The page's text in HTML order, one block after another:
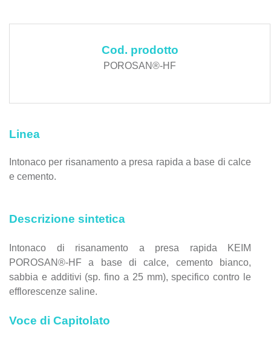
Cod. prodotto
POROSAN®-HF
Linea
Intonaco per risanamento a presa rapida a base di calce
e cemento.
Descrizione sintetica
Intonaco di risanamento a presa rapida KEIM
POROSAN®-HF a base di calce, cemento bianco,
sabbia e additivi (sp. fino a 25 mm), specifico contro le
efflorescenze saline.
Voce di Capitolato